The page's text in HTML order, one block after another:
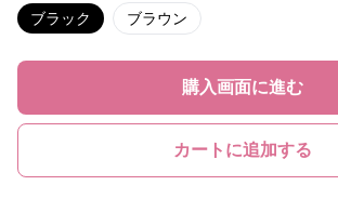
ブラック ブラウン
購入画面に進む
カートに追加する